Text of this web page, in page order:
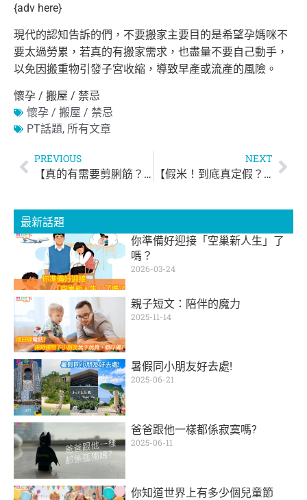
{adv here}
現代的認知告訴的們， 不要搬家主要目的是希望孕媽咪不
要太過勞累，若真的有搬家需求， 也盡量不要自己動手，
以免因搬重物引發子宮收縮， 導致早產或流產的風險。
懷孕 / 搬屋 / 禁忌
懷孕 / 搬屋 / 禁忌
PT話題, 所有文章
PREVIOUS
【真的有需要剪脷筋？】
NEXT
【假米！到底真定假？！】
最新話題
你準備好迎接「空巢新人生」了
嗎？
2026-03-24
親子短文：陪伴的魔力
2025-11-14
暑假同小朋友好去處!
2025-06-21
爸爸跟他一樣都係寂寞嗎?
2025-06-11
你知道世界上有多少個兒童節